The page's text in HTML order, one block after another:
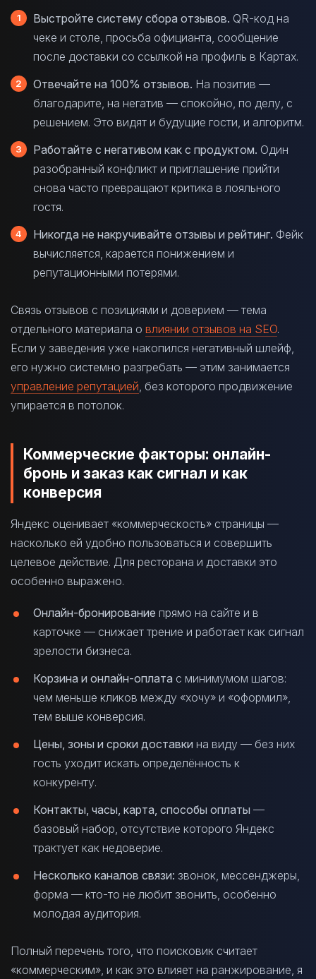
Выстройте систему сбора отзывов. QR-код на
чеке и столе, просьба официанта, сообщение
после доставки со ссылкой на профиль в Картах.
Отвечайте на 100% отзывов. На позитив —
благодарите, на негатив — спокойно, по делу, с
решением. Это видят и будущие гости, и алгоритм.
Работайте с негативом как с продуктом. Один
разобранный конфликт и приглашение прийти
снова часто превращают критика в лояльного
гостя.
Никогда не накручивайте отзывы и рейтинг. Фейк
вычисляется, карается понижением и
репутационными потерями.
Связь отзывов с позициями и доверием — тема
отдельного материала о влиянии отзывов на SEO.
Если у заведения уже накопился негативный шлейф,
его нужно системно разгребать — этим занимается
управление репутацией , без которого продвижение
упирается в потолок.
Коммерческие факторы: онлайн-
бронь и заказ как сигнал и как
конверсия
Яндекс оценивает «коммерческость» страницы —
насколько ей удобно пользоваться и совершить
целевое действие. Для ресторана и доставки это
особенно выражено.
Онлайн-бронирование прямо на сайте и в
карточке — снижает трение и работает как сигнал
зрелости бизнеса.
Корзина и онлайн-оплата с минимумом шагов:
чем меньше кликов между «хочу» и «оформил»,
тем выше конверсия.
Цены, зоны и сроки доставки на виду — без них
гость уходит искать определённость к
конкуренту.
Контакты, часы, карта, способы оплаты —
базовый набор, отсутствие которого Яндекс
трактует как недоверие.
Несколько каналов связи: звонок, мессенджеры,
форма — кто-то не любит звонить, особенно
молодая аудитория.
Полный перечень того, что поисковик считает
«коммерческим», и как это влияет на ранжирование, я